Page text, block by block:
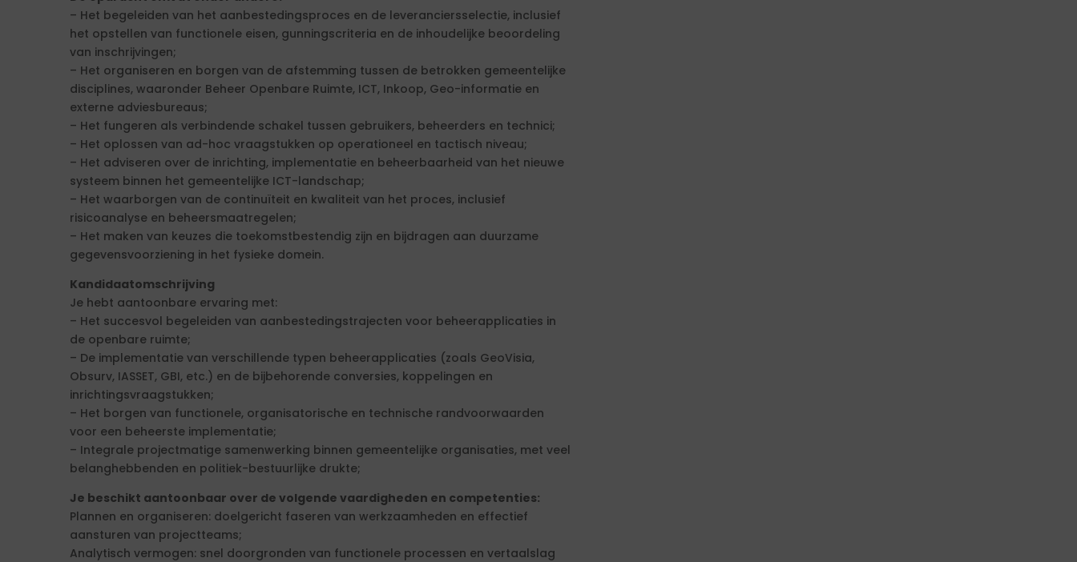
– Het begeleiden van het aanbestedingsproces en de leveranciersselectie, inclusief
het opstellen van functionele eisen, gunningscriteria en de inhoudelijke beoordeling
van inschrijvingen;
– Het organiseren en borgen van de afstemming tussen de betrokken gemeentelijke
disciplines, waaronder Beheer Openbare Ruimte, ICT, Inkoop, Geo-informatie en
externe adviesbureaus;
– Het fungeren als verbindende schakel tussen gebruikers, beheerders en technici;
– Het oplossen van ad-hoc vraagstukken op operationeel en tactisch niveau;
– Het adviseren over de inrichting, implementatie en beheerbaarheid van het nieuwe
systeem binnen het gemeentelijke ICT-landschap;
– Het waarborgen van de continuïteit en kwaliteit van het proces, inclusief
risicoanalyse en beheersmaatregelen;
– Het maken van keuzes die toekomstbestendig zijn en bijdragen aan duurzame
gegevensvoorziening in het fysieke domein.
Kandidaatomschrijving
Je hebt aantoonbare ervaring met:
– Het succesvol begeleiden van aanbestedingstrajecten voor beheerapplicaties in
de openbare ruimte;
– De implementatie van verschillende typen beheerapplicaties (zoals GeoVisia,
Obsurv, IASSET, GBI, etc.) en de bijbehorende conversies, koppelingen en
inrichtingsvraagstukken;
– Het borgen van functionele, organisatorische en technische randvoorwaarden
voor een beheerste implementatie;
– Integrale projectmatige samenwerking binnen gemeentelijke organisaties, met veel
belanghebbenden en politiek-bestuurlijke drukte;
Je beschikt aantoonbaar over de volgende vaardigheden en competenties:
Plannen en organiseren: doelgericht faseren van werkzaamheden en effectief
aansturen van projectteams;
Analytisch vermogen: snel doorgronden van functionele processen en vertaalslag